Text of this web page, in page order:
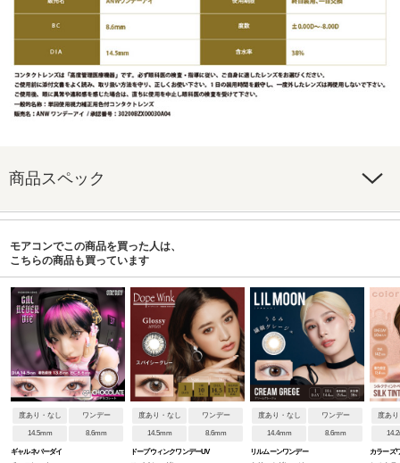
商品スペック
モアコンでこの商品を買った人は、
こちらの商品も買っています
度あり・なし ワンデー
14.5mm 8.6mm
ギャルネバーダイ
度あり・なし ワンデー
14.5mm 8.6mm
ドープウィンクワンデーUV
度あり・なし ワンデー
14.4mm 8.6mm
リルムーンワンデー
度あ
カラーズ